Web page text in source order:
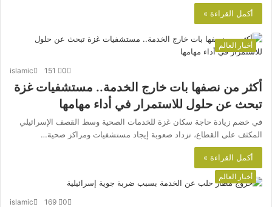
أكمل القراءة »
أخبار العالم
islamic 0
أكثر من نصفها بات خارج الخدمة.. مستشفيات غزة
تبحث عن حلول للاستمرار في أداء مهامها
في خضم زيادة حاجة سكان غزة للخدمات الصحية وسط القصف الإسرائيلي
المكثف على القطاع، تزداد صعوبة إيجاد مستشفيات ومراكز صحية…
أكمل القراءة »
أخبار العالم
islamic 0